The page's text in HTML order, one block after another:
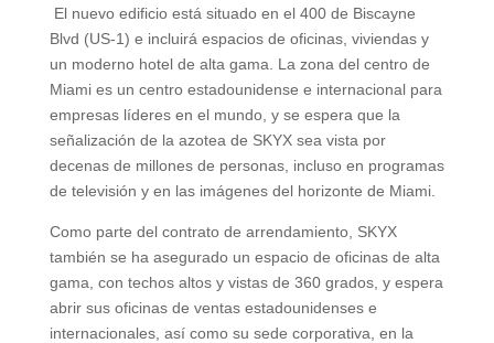
El nuevo edificio está situado en el 400 de Biscayne
Blvd (US-1) e incluirá espacios de oficinas, viviendas y
un moderno hotel de alta gama. La zona del centro de
Miami es un centro estadounidense e internacional para
empresas líderes en el mundo, y se espera que la
señalización de la azotea de SKYX sea vista por
decenas de millones de personas, incluso en programas
de televisión y en las imágenes del horizonte de Miami.
Como parte del contrato de arrendamiento, SKYX
también se ha asegurado un espacio de oficinas de alta
gama, con techos altos y vistas de 360 grados, y espera
abrir sus oficinas de ventas estadounidenses e
internacionales, así como su sede corporativa, en la